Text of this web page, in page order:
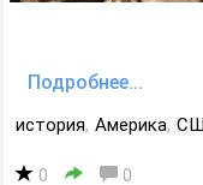
Подробнее...
история, Америка,
0 0